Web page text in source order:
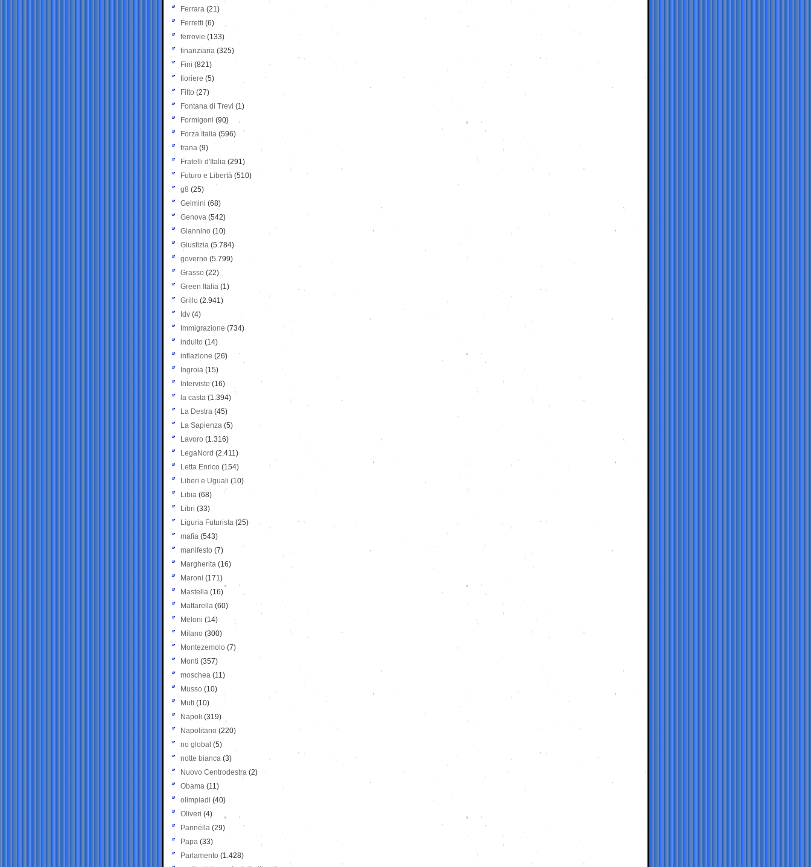
Ferrara (21)
Ferretti (6)
ferrovie (133)
finanziaria (325)
Fini (821)
fioriere (5)
Fitto (27)
Fontana di Trevi (1)
Formigoni (90)
Forza Italia (596)
frana (9)
Fratelli d'Italia (291)
Futuro e Libertà (510)
g8 (25)
Gelmini (68)
Genova (542)
Giannino (10)
Giustizia (5.784)
governo (5.799)
Grasso (22)
Green Italia (1)
Grillo (2.941)
Idv (4)
Immigrazione (734)
indulto (14)
inflazione (26)
Ingroia (15)
Interviste (16)
la casta (1.394)
La Destra (45)
La Sapienza (5)
Lavoro (1.316)
LegaNord (2.411)
Letta Enrico (154)
Liberi e Uguali (10)
Libia (68)
Libri (33)
Liguria Futurista (25)
mafia (543)
manifesto (7)
Margherita (16)
Maroni (171)
Mastella (16)
Mattarella (60)
Meloni (14)
Milano (300)
Montezemolo (7)
Monti (357)
moschea (11)
Musso (10)
Muti (10)
Napoli (319)
Napolitano (220)
no global (5)
notte bianca (3)
Nuovo Centrodestra (2)
Obama (11)
olimpiadi (40)
Oliveri (4)
Pannella (29)
Papa (33)
Parlamento (1.428)